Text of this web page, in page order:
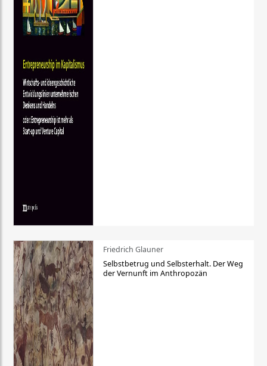
Friedrich Glauner
Selbstbetrug und Selbsterhalt. Der Weg
der Vernunft im Anthropozän